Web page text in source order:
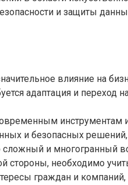
и защиты
влияние на
адаптация и
и безопасных
и многогранный
стороны, необходимо
граждан и